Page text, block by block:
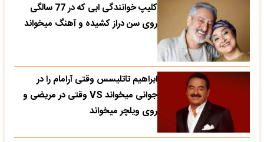
کلیپ خوانندگی ابی که در 77 سالگی
روی سن دراز کشیده و آهنگ میخواند
ابراهیم تاتلیسس وقتی آرامام را در
جوانی میخواند VS وقتی در مریضی و
روی ویلچر میخواند